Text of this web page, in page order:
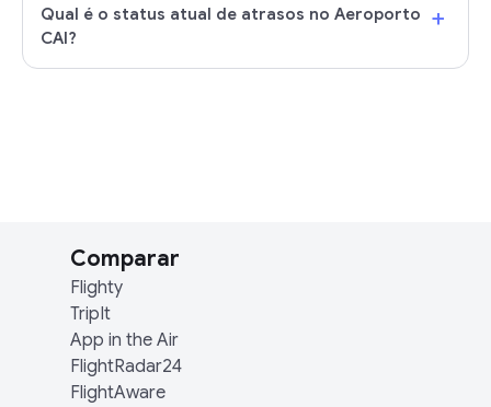
Qual é o status atual de atrasos no Aeroporto
CAI?
+
Comparar
Flighty
TripIt
App in the Air
FlightRadar24
FlightAware